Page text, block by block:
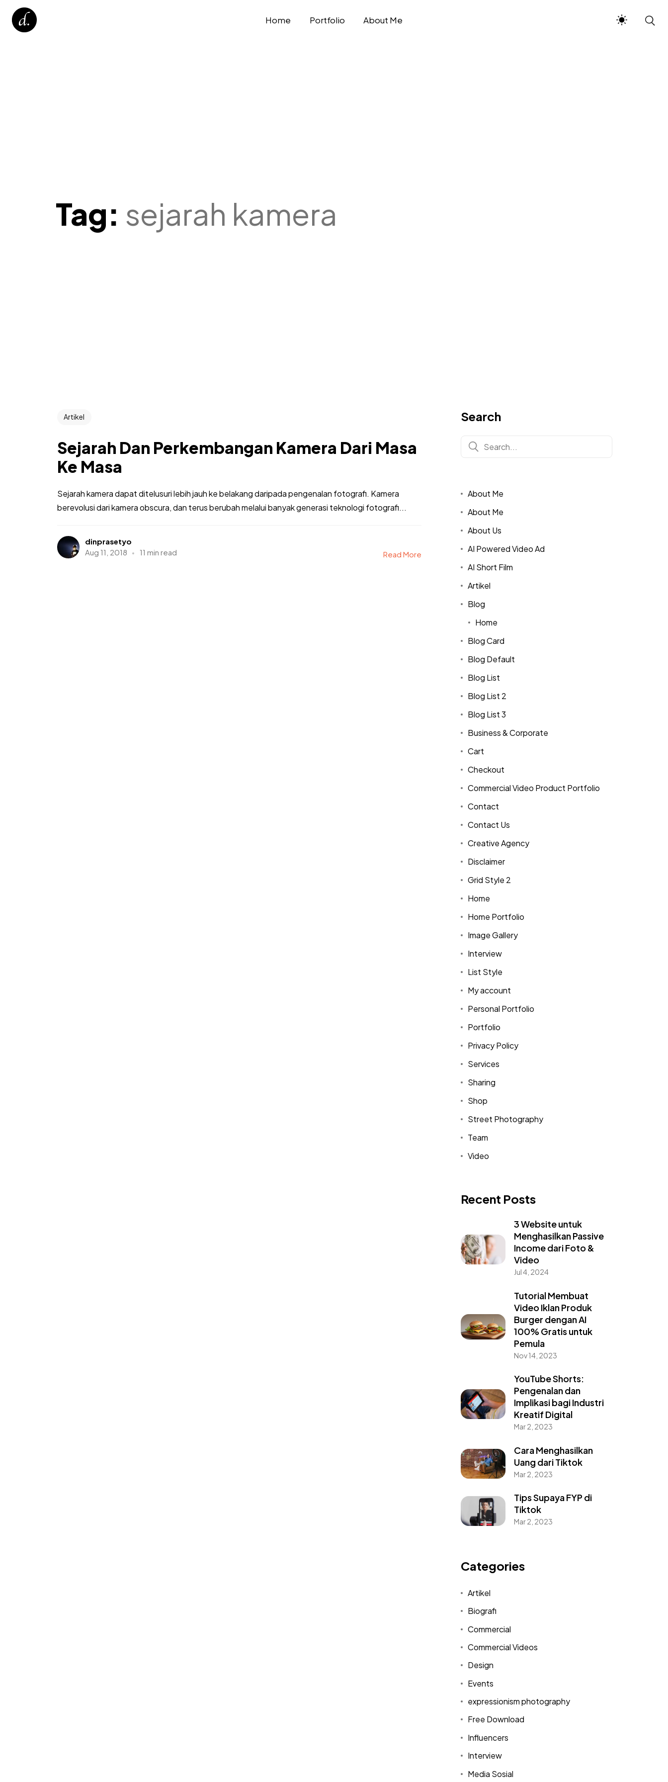
Home Portfolio About Me
Tag: sejarah kamera
Artikel
Sejarah Dan Perkembangan Kamera Dari Masa
Ke Masa
Sejarah kamera dapat ditelusuri lebih jauh ke belakang daripada pengenalan fotografi. Kamera
berevolusi dari kamera obscura, dan terus berubah melalui banyak generasi teknologi fotografi...
dinprasetyo
Aug 11, 2018
11 min read Read More
Search
About Me
About Me
About Us
AI Powered Video Ad
AI Short Film
Artikel
Blog
Home
Blog Card
Blog Default
Blog List
Blog List 2
Blog List 3
Business & Corporate
Cart
Checkout
Commercial Video Product Portfolio
Contact
Contact Us
Creative Agency
Disclaimer
Grid Style 2
Home
Home Portfolio
Image Gallery
Interview
List Style
My account
Personal Portfolio
Portfolio
Privacy Policy
Services
Sharing
Shop
Street Photography
Team
Video
Recent Posts
3 Website untuk
Menghasilkan Passive
Income dari Foto &
Video
Jul 4, 2024
Tutorial Membuat
Video Iklan Produk
Burger dengan AI
100% Gratis untuk
Pemula
Nov 14, 2023
YouTube Shorts:
Pengenalan dan
Implikasi bagi Industri
Kreatif Digital
Mar 2, 2023
Cara Menghasilkan
Uang dari Tiktok
Mar 2, 2023
Tips Supaya FYP di
Tiktok
Mar 2, 2023
Categories
Artikel
Biografi
Commercial
Commercial Videos
Design
Events
expressionism photography
Free Download
Influencers
Interview
Media Sosial